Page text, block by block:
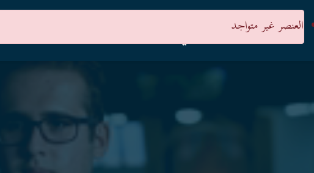
العنصر غير متواجد